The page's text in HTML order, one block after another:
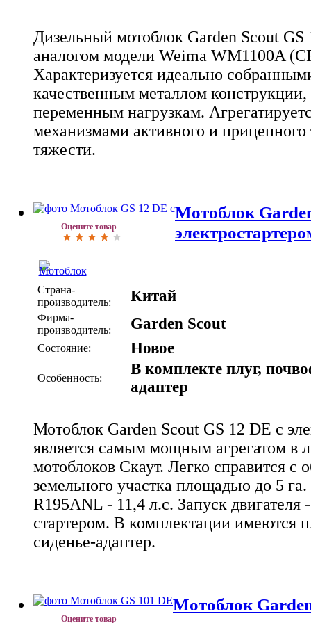
Дизельный мотоблок Garden Scout GS
аналогом модели Weima WM1100A
Характеризуется идеально
качественным металлом
переменным нагрузкам.
механизмами активного и
тяжести.
Оцените товар
Мотоблок
Страна-
производитель:
Китай
Фирма-
производитель:
Garden Scout
Состояние: Новое
Особенность:
В комплекте плуг,
адаптер
Мотоблок Garden Scout GS 12 DE с
является самым мощным агрегатом в
мотоблоков Скаут. Легко справится с
земельного участка площадью до 5
R195ANL - 11,4 л.с. Запуск двигателя
стартером. В комплектации имеются
сиденье-адаптер.
Оцените товар
Мотоблок